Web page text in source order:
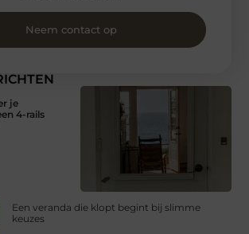
je
4-rails
Een veranda die klopt begint bij slimme
keuzes
Neem contact op